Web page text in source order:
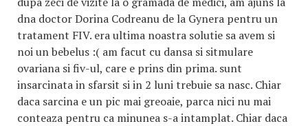
dna doctor Dorina Codreanu de la Gynera pentru un
tratament FIV. era ultima noastra solutie sa avem si
noi un bebelus :( am facut cu dansa si sitmulare
ovariana si fiv-ul, care e prins din prima. sunt
insarcinata in sfarsit si in 2 luni trebuie sa nasc. Chiar
daca sarcina e un pic mai greoaie, parca nici nu mai
conteaza pentru ca minunea s-a intamplat. Chiar daca